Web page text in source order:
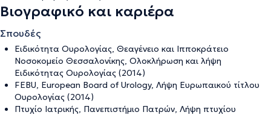
Βιογραφικό και καριέρα
Σπουδές
Ειδικότητα Ουρολογίας, Θεαγένειο και Ιπποκράτειο
Νοσοκομείο Θεσσαλονίκης, Ολοκλήρωση και λήψη
Ειδικότητας Ουρολογίας (2014)
FEBU, European Board of Urology, Λήψη Ευρωπαικού τίτλου
Ουρολογίας (2014)
Πτυχίο Ιατρικής, Πανεπιστήμιο Πατρών, Λήψη πτυχίου